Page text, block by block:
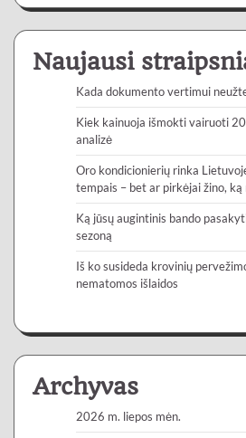
Naujausi
Kada dokumento vertimui
Kiek kainuoja išmokti vairuoti
analizė
Oro kondicionierių rinka
tempais – bet ar pirkėjai žino, ką
Ką jūsų augintinis bando
sezoną
Iš ko susideda krovinių
nematomos išlaidos
Archyvas
2026 m. liepos mėn.